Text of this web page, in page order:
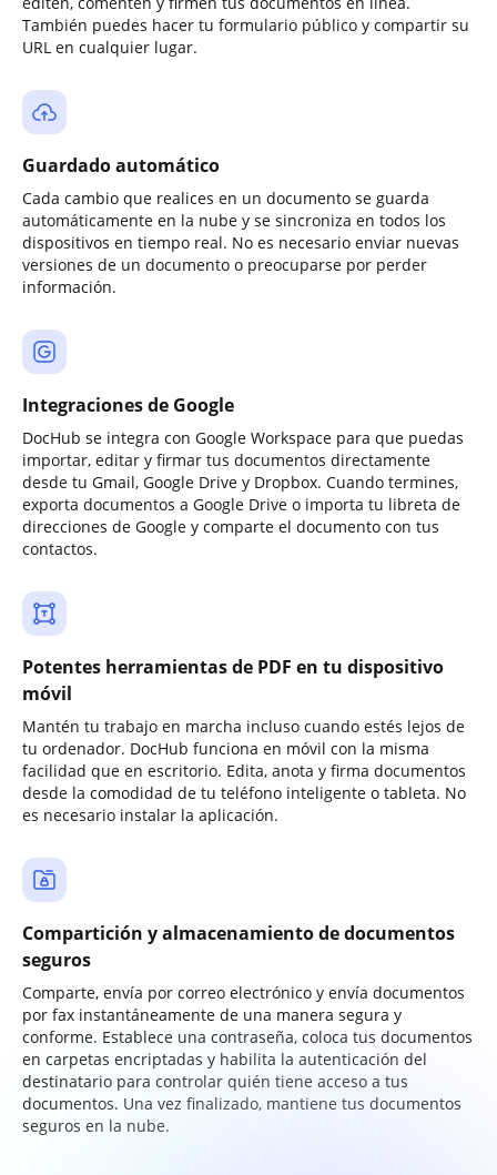
También puedes hacer tu formulario público y compartir su
URL en cualquier lugar.
Guardado automático
Cada cambio que realices en un documento se guarda
automáticamente en la nube y se sincroniza en todos los
dispositivos en tiempo real. No es necesario enviar nuevas
versiones de un documento o preocuparse por perder
información.
Integraciones de Google
DocHub se integra con Google Workspace para que puedas
importar, editar y firmar tus documentos directamente
desde tu Gmail, Google Drive y Dropbox. Cuando termines,
exporta documentos a Google Drive o importa tu libreta de
direcciones de Google y comparte el documento con tus
contactos.
Potentes herramientas de PDF en tu dispositivo
móvil
Mantén tu trabajo en marcha incluso cuando estés lejos de
tu ordenador. DocHub funciona en móvil con la misma
facilidad que en escritorio. Edita, anota y firma documentos
desde la comodidad de tu teléfono inteligente o tableta. No
es necesario instalar la aplicación.
Compartición y almacenamiento de documentos
seguros
Comparte, envía por correo electrónico y envía documentos
por fax instantáneamente de una manera segura y
conforme. Establece una contraseña, coloca tus documentos
en carpetas encriptadas y habilita la autenticación del
destinatario para controlar quién tiene acceso a tus
documentos. Una vez finalizado, mantiene tus documentos
seguros en la nube.